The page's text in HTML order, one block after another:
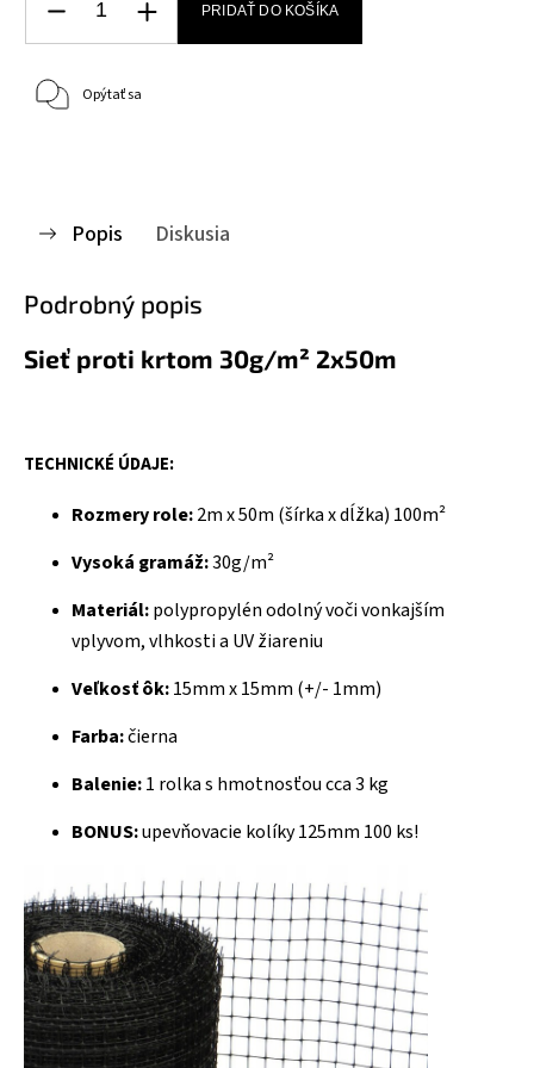
PRIDAŤ DO KOŠÍKA
Opýtať sa
Popis Diskusia
Podrobný popis
Sieť proti krtom 30g/m² 2x50m
TECHNICKÉ ÚDAJE:
Rozmery role:2m x 50m (šírka x dĺžka) 100m²
Vysoká gramáž:30g/m²
Materiál:polypropylén odolný voči vonkajším
vplyvom, vlhkosti a UV žiareniu
Veľkosť ôk:15mm x 15mm (+/- 1mm)
Farba:čierna
Balenie:1 rolka s hmotnosťou cca 3 kg
BONUS:upevňovacie kolíky 125mm 100 ks!